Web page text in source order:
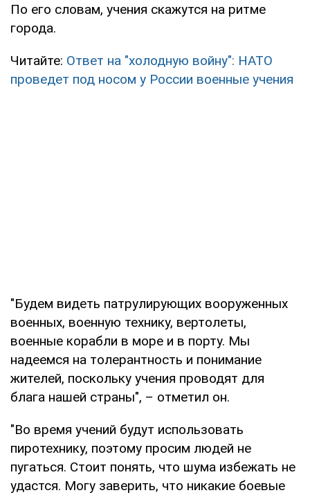
По его словам, учения скажутся на ритме
города.
Читайте: Ответ на "холодную войну": НАТО
проведет под носом у России военные учения
"Будем видеть патрулирующих вооруженных
военных, военную технику, вертолеты,
военные корабли в море и в порту. Мы
надеемся на толерантность и понимание
жителей, поскольку учения проводят для
блага нашей страны", – отметил он.
"Во время учений будут использовать
пиротехнику, поэтому просим людей не
пугаться. Стоит понять, что шума избежать не
удастся. Могу заверить, что никакие боевые